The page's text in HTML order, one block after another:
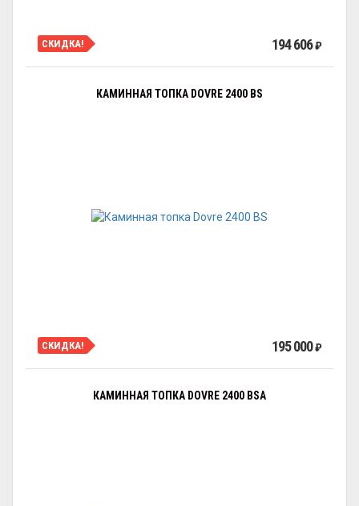
СКИДКА! 194 606₽
КАМИННАЯ ТОПКА DOVRE 2400 BS
СКИДКА! 195 000₽
КАМИННАЯ ТОПКА DOVRE 2400 BSA